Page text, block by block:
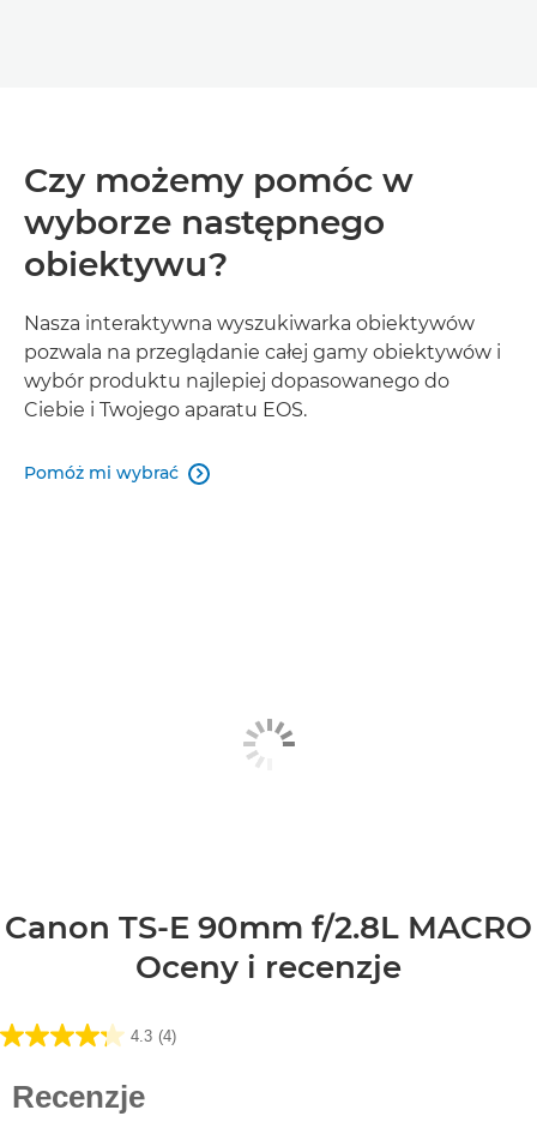
Czy możemy pomóc w
wyborze następnego
obiektywu?
Nasza interaktywna wyszukiwarka obiektywów
pozwala na przeglądanie całej gamy obiektywów i
wybór produktu najlepiej dopasowanego do
Ciebie i Twojego aparatu EOS.
Pomóż mi wybrać 
Canon TS-E 90mm f/2.8L MACRO
Oceny i recenzje
4.3 (4)
4.3